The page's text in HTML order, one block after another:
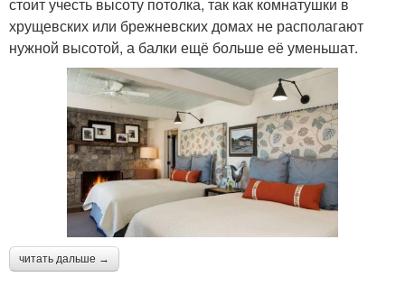
стоит учесть высоту потолка, так как комнатушки в
хрущевских или брежневских домах не располагают
нужной высотой, а балки ещё больше её уменьшат.
читать дальше →